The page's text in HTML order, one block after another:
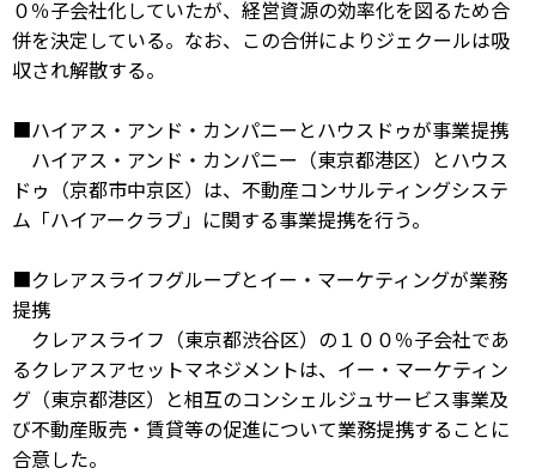
０％子会社化していたが、経営資源の効率化を図るため合
併を決定している。なお、この合併によりジェクールは吸
収され解散する。
■ハイアス・アンド・カンパニーとハウスドゥが事業提携
ハイアス・アンド・カンパニー（東京都港区）とハウス
ドゥ（京都市中京区）は、不動産コンサルティングシステ
ム「ハイアークラブ」に関する事業提携を行う。
■クレアスライフグループとイー・マーケティングが業務
提携
クレアスライフ（東京都渋谷区）の１００％子会社であ
るクレアスアセットマネジメントは、イー・マーケティン
グ（東京都港区）と相互のコンシェルジュサービス事業及
び不動産販売・賃貸等の促進について業務提携することに
合意した。